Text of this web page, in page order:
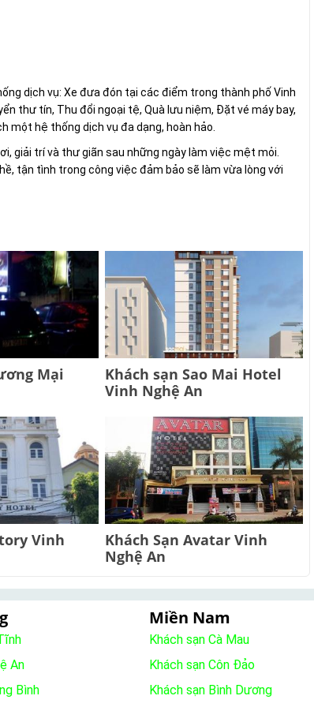
dịch vụ: Xe đưa đón tại các điểm trong thành phố Vinh
thư tín, Thu đổi ngoại tệ, Quà lưu niệm, Đặt vé máy bay,
một hệ thống dịch vụ đa dạng, hoàn hảo.
giải trí và thư giãn sau những ngày làm việc mệt mỏi.
tận tình trong công việc đảm bảo sẽ làm vừa lòng với
Mại
Khách sạn Sao Mai Hotel
Vinh Nghệ An
Vinh
Khách Sạn Avatar Vinh
Nghệ An
An
Bình
Miền Nam
Khách sạn Cà Mau
Khách sạn Côn Đảo
Khách sạn Bình Dương